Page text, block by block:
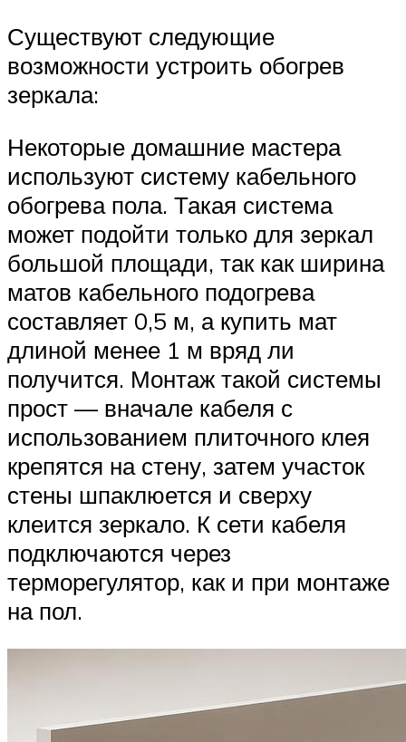
Существуют следующие
возможности устроить обогрев
зеркала:
Некоторые домашние мастера
используют систему кабельного
обогрева пола. Такая система
может подойти только для зеркал
большой площади, так как ширина
матов кабельного подогрева
составляет 0,5 м, а купить мат
длиной менее 1 м вряд ли
получится. Монтаж такой системы
прост — вначале кабеля с
использованием плиточного клея
крепятся на стену, затем участок
стены шпаклюется и сверху
клеится зеркало. К сети кабеля
подключаются через
терморегулятор, как и при монтаже
на пол.